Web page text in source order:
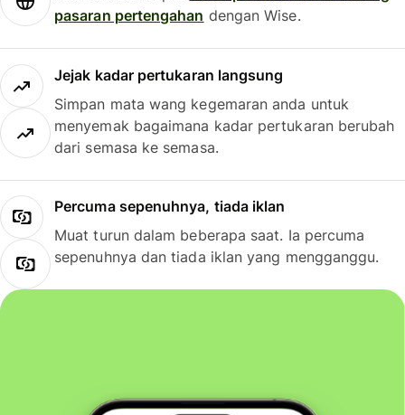
pasaran pertengahan dengan Wise.
Jejak kadar pertukaran langsung
Simpan mata wang kegemaran anda untuk
menyemak bagaimana kadar pertukaran berubah
dari semasa ke semasa.
Percuma sepenuhnya, tiada iklan
Muat turun dalam beberapa saat. Ia percuma
sepenuhnya dan tiada iklan yang mengganggu.